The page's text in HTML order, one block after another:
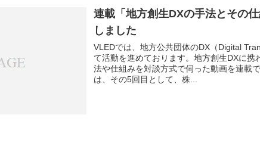
連載「地方創生DXの手法とその
しました
VLEDでは、地方公共団体のDX（Digital
て活動を進めております。地方創生DXに携
法や仕組みを対談方式で伺った動画を連載
は、その5回目として、株...